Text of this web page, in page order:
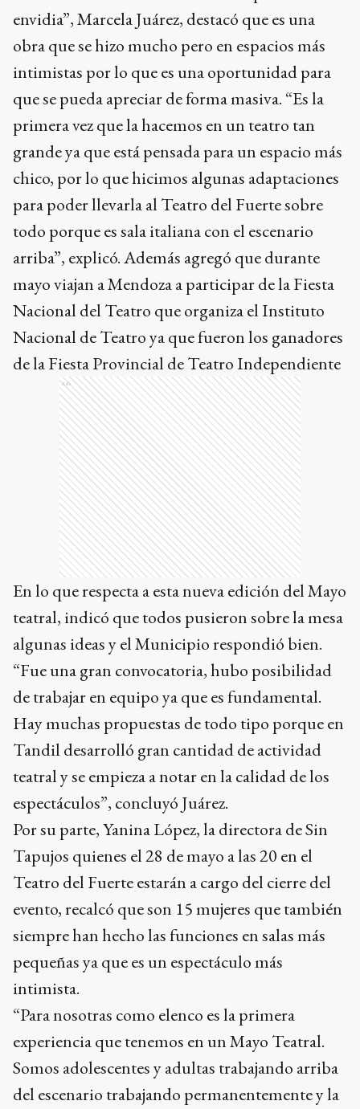
envidia”, Marcela Juárez, destacó que es una
obra que se hizo mucho pero en espacios más
intimistas por lo que es una oportunidad para
que se pueda apreciar de forma masiva. “Es la
primera vez que la hacemos en un teatro tan
grande ya que está pensada para un espacio más
chico, por lo que hicimos algunas adaptaciones
para poder llevarla al Teatro del Fuerte sobre
todo porque es sala italiana con el escenario
arriba”, explicó. Además agregó que durante
mayo viajan a Mendoza a participar de la Fiesta
Nacional del Teatro que organiza el Instituto
Nacional de Teatro ya que fueron los ganadores
de la Fiesta Provincial de Teatro Independiente
Ads
En lo que respecta a esta nueva edición del Mayo
teatral, indicó que todos pusieron sobre la mesa
algunas ideas y el Municipio respondió bien.
“Fue una gran convocatoria, hubo posibilidad
de trabajar en equipo ya que es fundamental.
Hay muchas propuestas de todo tipo porque en
Tandil desarrolló gran cantidad de actividad
teatral y se empieza a notar en la calidad de los
espectáculos”, concluyó Juárez.
Por su parte, Yanina López, la directora de Sin
Tapujos quienes el 28 de mayo a las 20 en el
Teatro del Fuerte estarán a cargo del cierre del
evento, recalcó que son 15 mujeres que también
siempre han hecho las funciones en salas más
pequeñas ya que es un espectáculo más
intimista.
“Para nosotras como elenco es la primera
experiencia que tenemos en un Mayo Teatral.
Somos adolescentes y adultas trabajando arriba
del escenario trabajando permanentemente y la